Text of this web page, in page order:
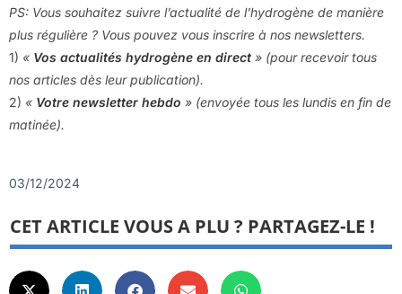
PS: Vous souhaitez suivre l’actualité de l’hydrogène de manière
plus régulière ? Vous pouvez vous inscrire à nos newsletters.
1) « Vos actualités hydrogène en direct » (pour recevoir tous
nos articles dès leur publication).
2) « Votre newsletter hebdo » (envoyée tous les lundis en fin de
matinée).
03/12/2024
CET ARTICLE VOUS A PLU ? PARTAGEZ-LE !